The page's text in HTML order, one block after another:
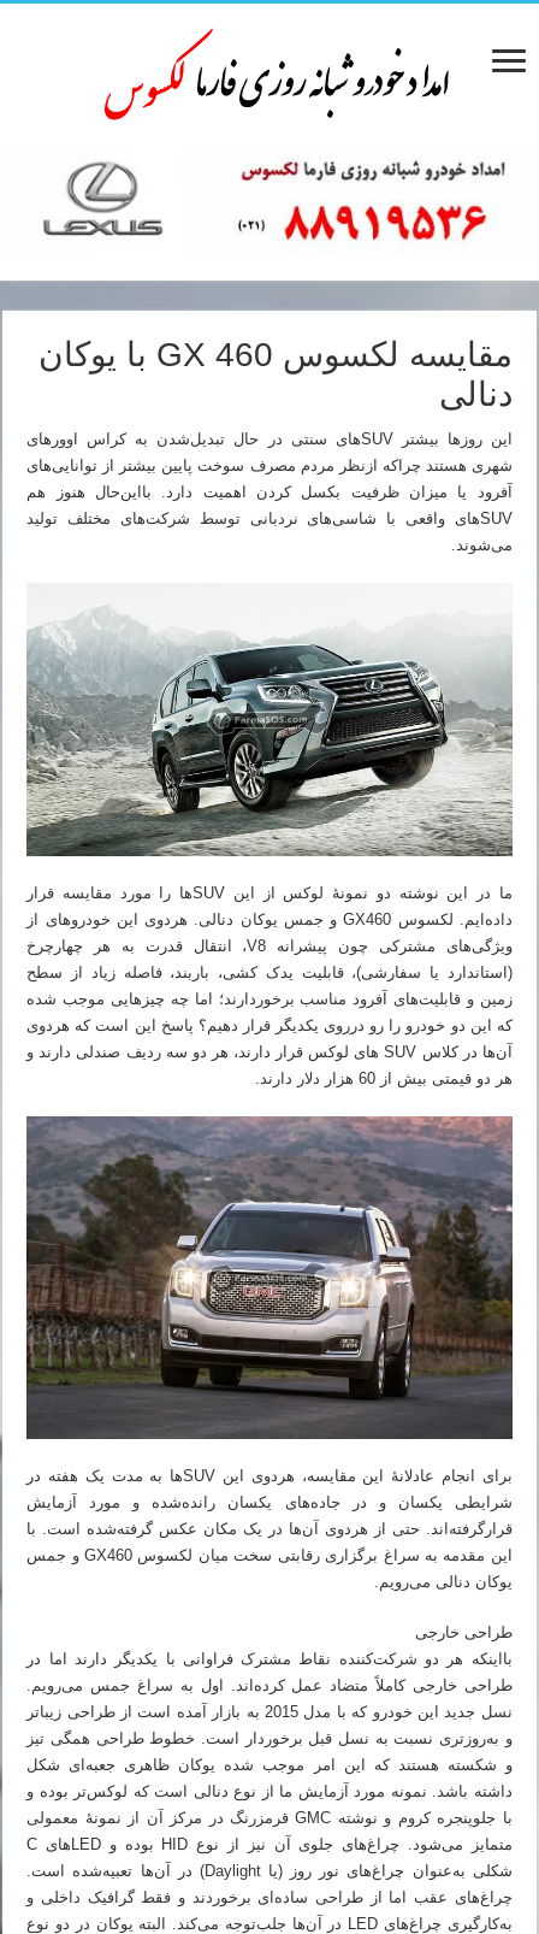
مقایسه لکسوس GX 460 با یوکان
دنالی
این روزها بیشتر SUVهای سنتی در حال تبدیل‌شدن به کراس اوورهای
شهری هستند چراکه ازنظر مردم مصرف سوخت پایین بیشتر از توانایی‌های
آفرود یا میزان ظرفیت بکسل کردن اهمیت دارد. بااین‌حال هنوز هم
SUVهای واقعی با شاسی‌های نردبانی توسط شرکت‌های مختلف تولید
می‌شوند.
ما در این نوشته دو نمونهٔ لوکس از این SUVها را مورد مقایسه قرار
داده‌ایم. لکسوس GX460 و جمس یوکان دنالی. هردوی این خودروهای از
ویژگی‌های مشترکی چون پیشرانه V8، انتقال قدرت به هر چهارچرخ
(استاندارد یا سفارشی)، قابلیت یدک کشی، باربند، فاصله زیاد از سطح
زمین و قابلیت‌های آفرود مناسب برخوردارند؛ اما چه چیزهایی موجب شده
که این دو خودرو را رو درروی یکدیگر قرار دهیم؟ پاسخ این است که هردوی
آن‌ها در کلاس SUV های لوکس قرار دارند، هر دو سه ردیف صندلی دارند و
هر دو قیمتی بیش از 60 هزار دلار دارند.
برای انجام عادلانهٔ این مقایسه، هردوی این SUVها به مدت یک هفته در
شرایطی یکسان و در جاده‌های یکسان رانده‌شده و مورد آزمایش
قرارگرفته‌اند. حتی از هردوی آن‌ها در یک مکان عکس گرفته‌شده است. با
این مقدمه به سراغ برگزاری رقابتی سخت میان لکسوس GX460 و جمس
یوکان دنالی می‌رویم.
طراحی خارجی
بااینکه هر دو شرکت‌کننده نقاط مشترک فراوانی با یکدیگر دارند اما در
طراحی خارجی کاملاً متضاد عمل کرده‌اند. اول به سراغ جمس می‌رویم.
نسل جدید این خودرو که با مدل 2015 به بازار آمده است از طراحی زیباتر
و به‌روزتری نسبت به نسل قبل برخوردار است. خطوط طراحی همگی تیز
و شکسته هستند که این امر موجب شده یوکان ظاهری جعبه‌ای شکل
داشته باشد. نمونه مورد آزمایش ما از نوع دنالی است که لوکس‌تر بوده و
با جلوپنجره کروم و نوشته GMC قرمزرنگ در مرکز آن از نمونهٔ معمولی
متمایز می‌شود. چراغ‌های جلوی آن نیز از نوع HID بوده و LEDهای C
شکلی به‌عنوان چراغ‌های نور روز (یا Daylight) در آن‌ها تعبیه‌شده است.
چراغ‌های عقب اما از طراحی ساده‌ای برخوردند و فقط گرافیک داخلی و
به‌کارگیری چراغ‌های LED در آن‌ها جلب‌توجه می‌کند. البته یوکان در دو نوع